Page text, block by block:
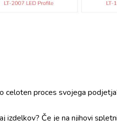
celoten proces svojega
izdelkov? Če je na njihovi